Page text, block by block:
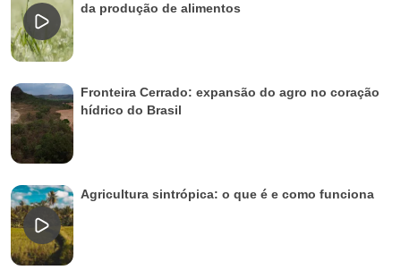
da produção de alimentos
Fronteira Cerrado: expansão do agro no coração
hídrico do Brasil
Agricultura sintrópica: o que é e como funciona